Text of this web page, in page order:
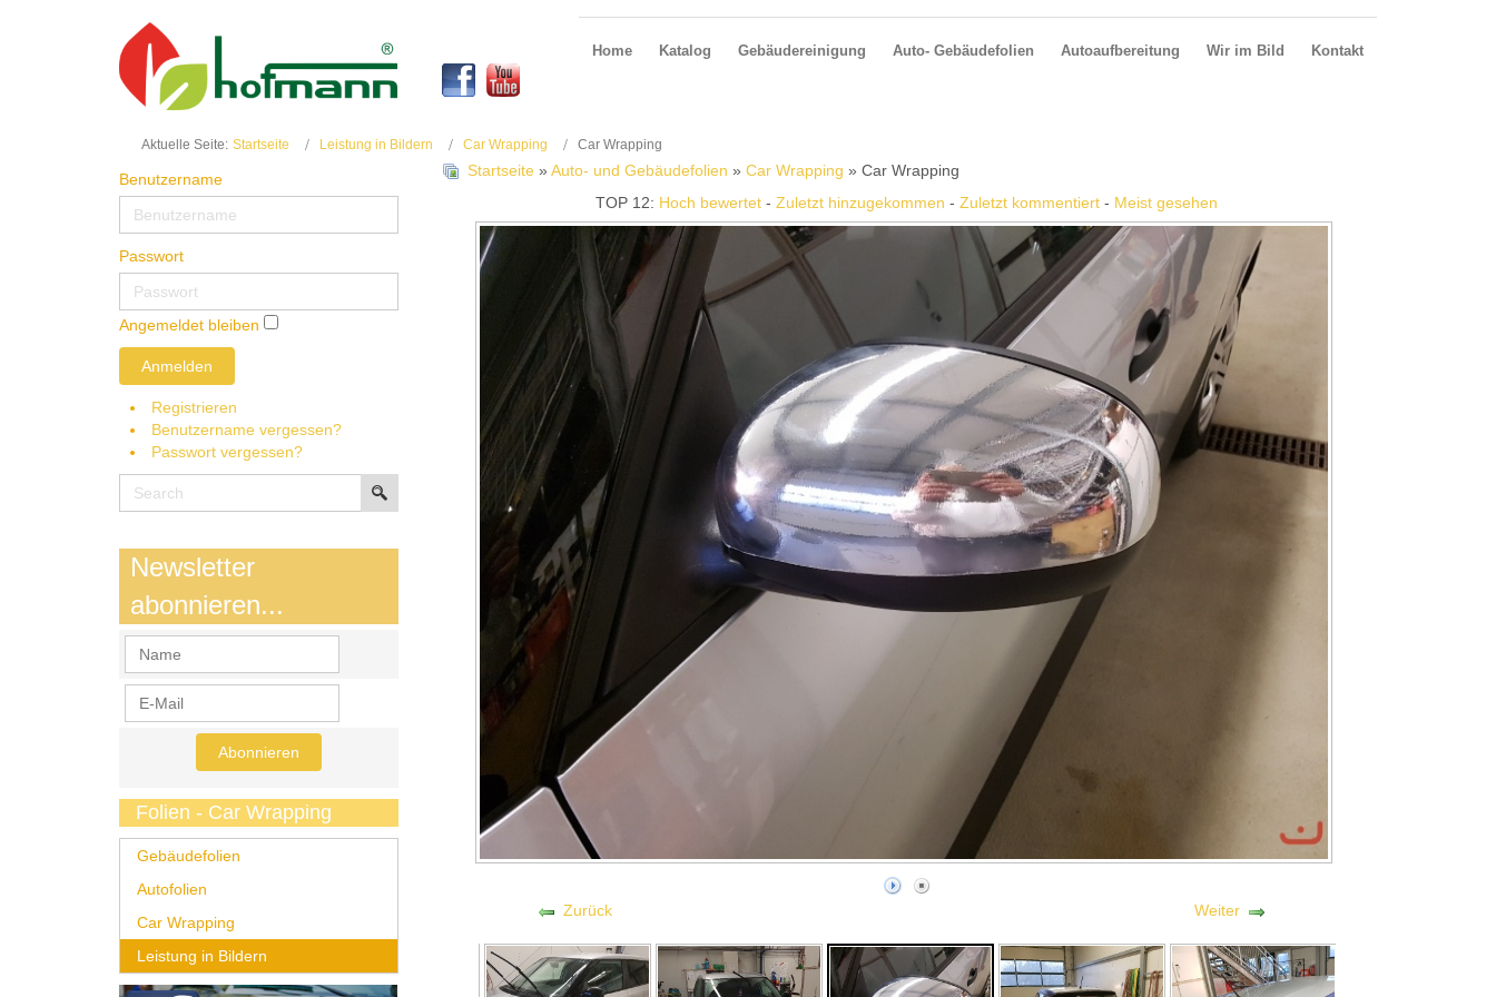
Home Katalog Gebäudereinigung Auto- Gebäudefolien Autoaufbereitung Wir im Bild Kontakt
Aktuelle Seite: Startseite Leistung in Bildern Car Wrapping Car Wrapping
Benutzername
Passwort
Angemeldet bleiben
Anmelden
Registrieren
Benutzername vergessen?
Passwort vergessen?
Newsletter
abonnieren...
Folien - Car Wrapping
Gebäudefolien
Autofolien
Car Wrapping
Leistung in Bildern
Startseite » Auto- und Gebäudefolien » Car Wrapping » Car Wrapping
TOP 12: Hoch bewertet - Zuletzt hinzugekommen - Zuletzt kommentiert - Meist gesehen
Zurück Weiter